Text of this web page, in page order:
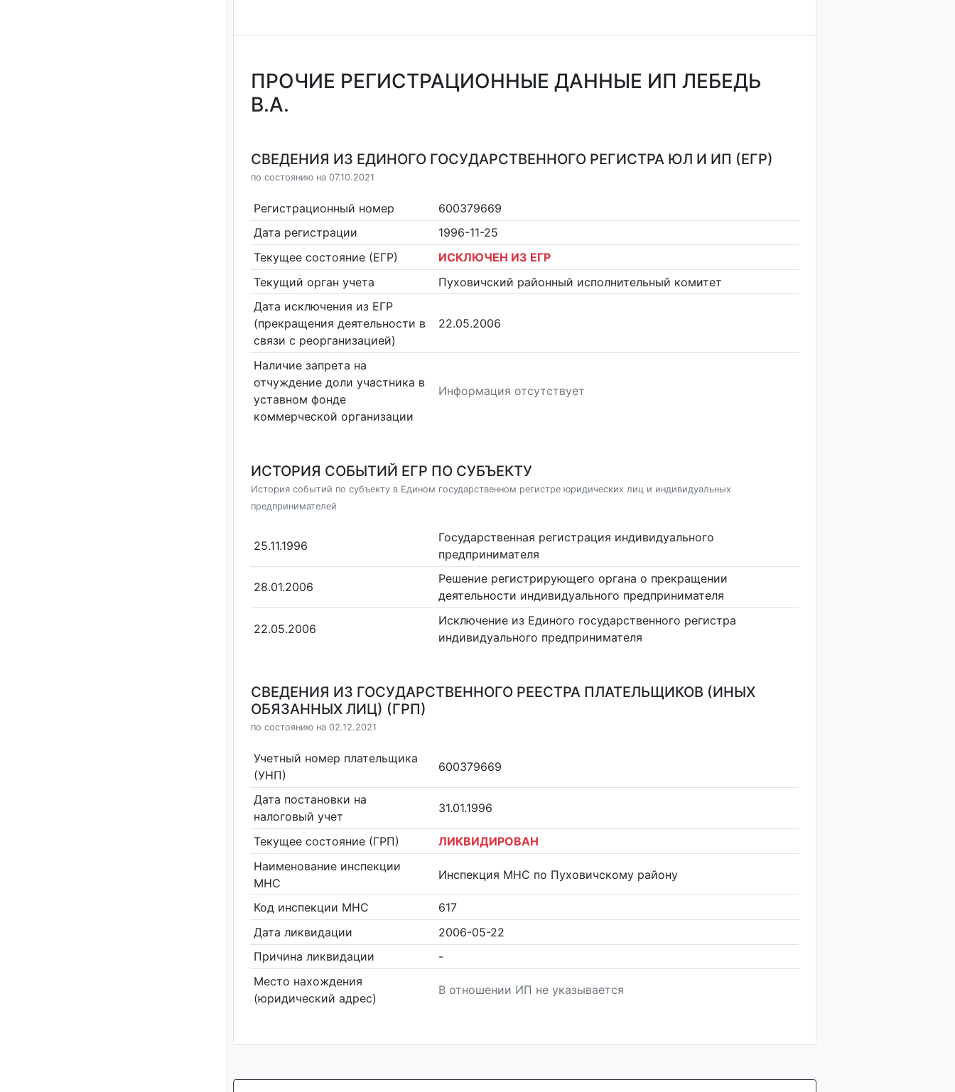
ПРОЧИЕ РЕГИСТРАЦИОННЫЕ ДАННЫЕ ИП ЛЕБЕДЬ
В.А.
СВЕДЕНИЯ ИЗ ЕДИНОГО ГОСУДАРСТВЕННОГО РЕГИСТРА ЮЛ И ИП (ЕГР)
по состоянию на 07.10.2021
Регистрационный номер
600379669
Дата регистрации
1996-11-25
Текущее состояние (ЕГР)
ИСКЛЮЧЕН ИЗ ЕГР
Текущий орган учета
Пуховичский районный исполнительный комитет
Дата исключения из ЕГР
(прекращения деятельности в
связи с реорганизацией)
22.05.2006
Наличие запрета на
отчуждение доли участника в
уставном фонде
коммерческой организации
Информация отсутствует
ИСТОРИЯ СОБЫТИЙ ЕГР ПО СУБЪЕКТУ
История событий по субъекту в Едином государственном регистре юридических лиц и индивидуальных
предпринимателей
25.11.1996
Государственная регистрация индивидуального
предпринимателя
28.01.2006
Решение регистрирующего органа о прекращении
деятельности индивидуального предпринимателя
22.05.2006
Исключение из Единого государственного регистра
индивидуального предпринимателя
СВЕДЕНИЯ ИЗ ГОСУДАРСТВЕННОГО РЕЕСТРА ПЛАТЕЛЬЩИКОВ (ИНЫХ
ОБЯЗАННЫХ ЛИЦ) (ГРП)
по состоянию на 02.12.2021
Учетный номер плательщика
(УНП)
600379669
Дата постановки на
налоговый учет
31.01.1996
Текущее состояние (ГРП)
ЛИКВИДИРОВАН
Наименование инспекции
МНС
Инспекция МНС по Пуховичскому району
Код инспекции МНС
617
Дата ликвидации
2006-05-22
Причина ликвидации
-
Место нахождения
(юридический адрес)
В отношении ИП не указывается